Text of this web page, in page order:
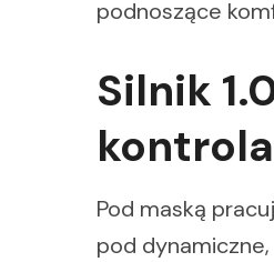
podnoszące
Silnik
Pod maską
pod